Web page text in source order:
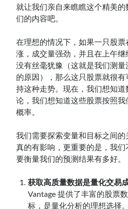
就让我们亲自来瞧瞧这个精美
们的内容吧。
在理想的情况下，如果一只股票
涨，成交量强劲，并且在上午继
没有丝毫犹豫（这就是我们测
的原因），那么这只股票就很
持这种走势。现在，我们想知
论，我们想知道这些股票按照
概率。
我们需要探索变量和目标之间
真的有影响，更重要的是，我
要衡量我们的预测结果有多好。
获取高质量数据是量化交易
Vantage 提供了丰富的股票
标，是量化分析的理想选择。